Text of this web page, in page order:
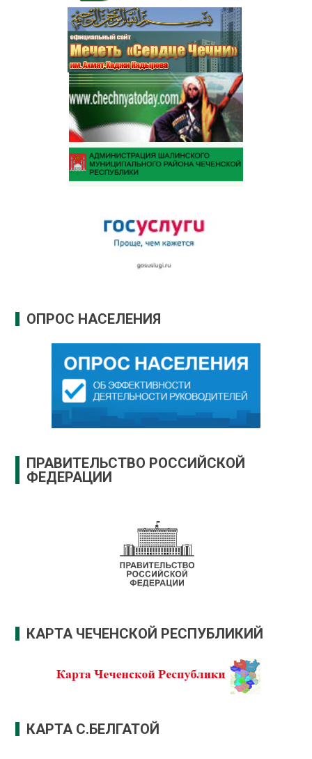
ОПРОС НАСЕЛЕНИЯ
ПРАВИТЕЛЬСТВО РОССИЙСКОЙ
ФЕДЕРАЦИИ
КАРТА ЧЕЧЕНСКОЙ РЕСПУБЛИКИЙ
КАРТА С.БЕЛГАТОЙ